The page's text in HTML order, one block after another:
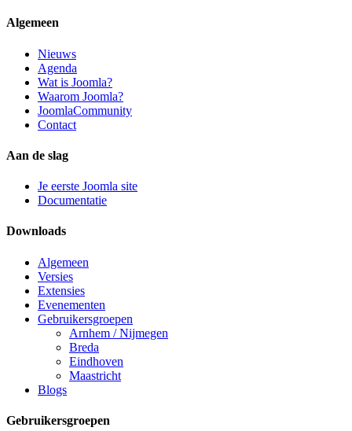
Algemeen
Nieuws
Agenda
Wat is Joomla?
Waarom Joomla?
JoomlaCommunity
Contact
Aan de slag
Je eerste Joomla site
Documentatie
Downloads
Algemeen
Versies
Extensies
Evenementen
Gebruikersgroepen
Arnhem / Nijmegen
Breda
Eindhoven
Maastricht
Blogs
Gebruikersgroepen